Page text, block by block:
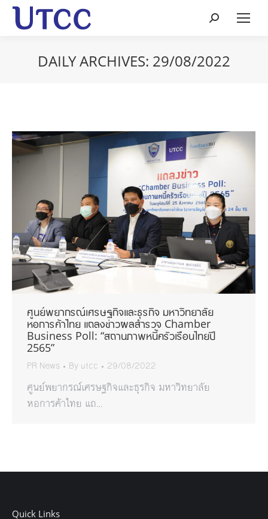
Search:
DAILY ARCHIVES: 29/08/2022
ศูนย์พยากรณ์เศรษฐกิจและธุรกิจ มหาวิทยาลัย
หอการค้าไทย แถลงข่าวผลสำรวจ Chamber
Business Poll: “สถานภาพหนี้ครัวเรือนไทยปี
2565”
PR News By utcc 29/08/2022
ศูนย์พยากรณ์เศรษฐกิจและธุรกิจ มหาวิทยาลัย
หอการค้าไทย แถ…
Quick Links